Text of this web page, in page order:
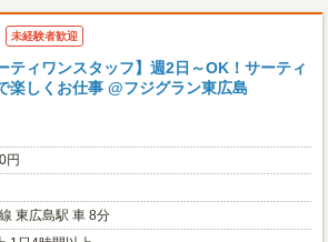
未経験者歓迎
ティワンスタッフ】週2日～OK！サーティ
楽しくお仕事 @フジグラン東広島
円
東広島駅 車 8分